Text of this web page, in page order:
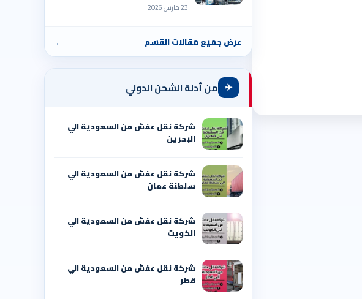
23 مارس 2026
عرض جميع مقالات القسم ←
✈ من أدلة الشحن الدولي
شركة نقل عفش من السعودية الي
البحرين
شركة نقل عفش من السعودية الي
سلطنة عمان
شركة نقل عفش من السعودية الي
الكويت
شركة نقل عفش من السعودية الي
قطر